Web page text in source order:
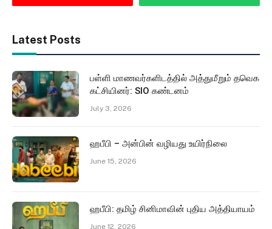
Latest Posts
பள்ளி மாணவர்களிடத்தில் அத்துமீறும் தவெக
கட்சியினர்: SIO கண்டனம்
July 3, 2026
ஹபீபி – அன்பின் வழியது உயிர்நிலை
June 15, 2026
ஹபீபி: தமிழ் சினிமாவின் புதிய அத்தியாயம்
June 12, 2026